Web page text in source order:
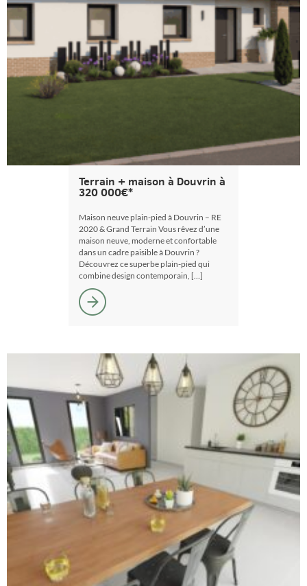
Terrain + maison à Douvrin à
320 000€*
Maison neuve plain-pied à Douvrin – RE
2020 & Grand Terrain Vous rêvez d’une
maison neuve, moderne et confortable
dans un cadre paisible à Douvrin ?
Découvrez ce superbe plain-pied qui
combine design contemporain, […]